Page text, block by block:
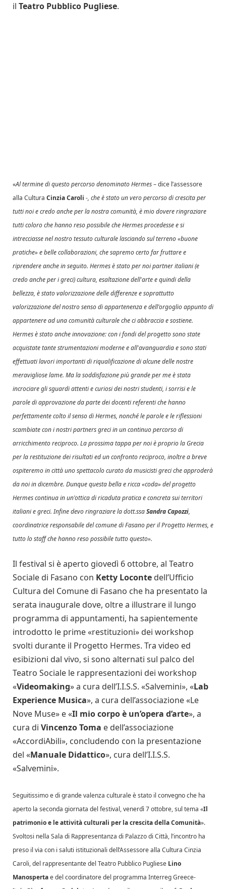
il Teatro Pubblico Pugliese.
«Al termine di questo percorso denominato Hermes– dice l’assessore
alla Cultura Cinzia Caroli -, che è stato un vero percorso di crescita per
tutti noi e credo anche per la nostra comunità, è mio dovere ringraziare
tutti coloro che hanno reso possibile che Hermes procedesse e si
intrecciasse nel nostro tessuto culturale lasciando sul terreno «buone
pratiche» e belle collaborazioni, che sapremo certo far fruttare e
riprendere anche in seguito. Hermes è stato per noi partner italiani (e
credo anche per i greci) cultura, esaltazione dell'arte e quindi della
bellezza, è stato valorizzazione delle differenze e soprattutto
valorizzazione del nostro senso di appartenenza e dell'orgoglio appunto di
appartenere ad una comunità culturale che ci abbraccia e sostiene.
Hermes è stato anche innovazione: con i fondi del progetto sono state
acquistate tante strumentazioni moderne e all'avanguardia e sono stati
effettuati lavori importanti di riqualificazione di alcune delle nostre
meravigliose lame. Ma la soddisfazione più grande per me è stata
incrociare gli sguardi attenti e curiosi dei nostri studenti, i sorrisi e le
parole di approvazione da parte dei docenti referenti che hanno
perfettamente colto il senso di Hermes, nonché le parole e le riflessioni
scambiate con i nostri partners greci in un continuo percorso di
arricchimento reciproco. La prossima tappa per noi è proprio la Grecia
per la restituzione dei risultati ed un confronto reciproco, inoltre a breve
ospiteremo in città uno spettacolo curato da musicisti greci che approderà
da noi in dicembre. Dunque questa bella e ricca «coda» del progetto
Hermes continua in un'ottica di ricaduta pratica e concreta sui territori
italiani e greci. Infine devo ringraziare la dott.ssaSandra Capozzi,
coordinatrice responsabile del comune di Fasano per il Progetto Hermes, e
tutto lo staff che hanno reso possibile tutto questo».
Il festival si è aperto giovedì 6 ottobre, al Teatro
Sociale di Fasano con Ketty Loconte dell’Ufficio
Cultura del Comune di Fasano che ha presentato la
serata inaugurale dove, oltre a illustrare il lungo
programma di appuntamenti, ha sapientemente
introdotto le prime «restituzioni» dei workshop
svolti durante il Progetto Hermes. Tra video ed
esibizioni dal vivo, si sono alternati sul palco del
Teatro Sociale le rappresentazioni dei workshop
«Videomaking» a cura dell’I.I.S.S. «Salvemini», «Lab
Experience Musica», a cura dell’associazione «Le
Nove Muse» e «Il mio corpo è un’opera d’arte», a
cura di Vincenzo Toma e dell’associazione
«AccordiAbili», concludendo con la presentazione
del «Manuale Didattico», cura dell’I.I.S.S.
«Salvemini».
Seguitissimo e di grande valenza culturale è stato il convegno che ha
aperto la seconda giornata del festival, venerdì 7 ottobre, sul tema «Il
patrimonio e le attività culturali per la crescita della Comunità».
Svoltosi nella Sala di Rappresentanza di Palazzo di Città, l’incontro ha
preso il via con i saluti istituzionali dell’Assessore alla Cultura Cinzia
Caroli, del rappresentante del Teatro Pubblico Pugliese Lino
Manospertae del coordinatore del programma Interreg Greece-